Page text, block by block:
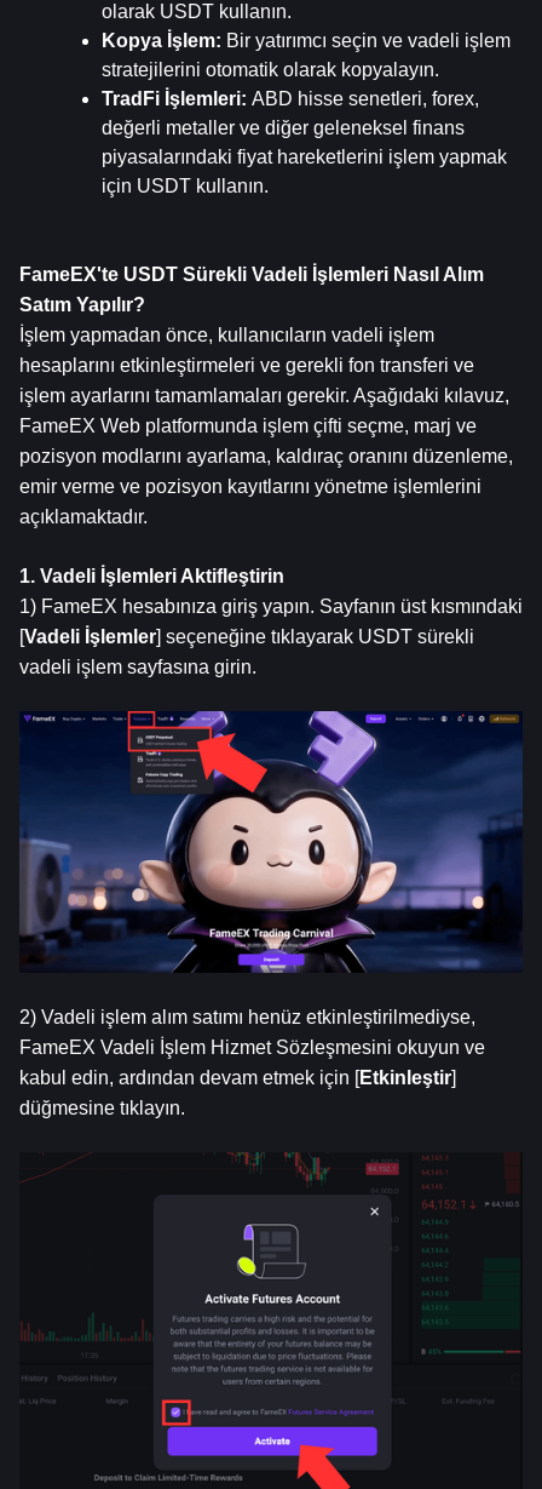
olarak USDT kullanın.
Kopya İşlem: Bir yatırımcı seçin ve vadeli işlem
stratejilerini otomatik olarak kopyalayın.
TradFi İşlemleri: ABD hisse senetleri, forex,
değerli metaller ve diğer geleneksel finans
piyasalarındaki fiyat hareketlerini işlem yapmak
için USDT kullanın.
FameEX'te USDT Sürekli Vadeli İşlemleri Nasıl Alım
Satım Yapılır?
İşlem yapmadan önce, kullanıcıların vadeli işlem
hesaplarını etkinleştirmeleri ve gerekli fon transferi ve
işlem ayarlarını tamamlamaları gerekir. Aşağıdaki kılavuz,
FameEX Web platformunda işlem çifti seçme, marj ve
pozisyon modlarını ayarlama, kaldıraç oranını düzenleme,
emir verme ve pozisyon kayıtlarını yönetme işlemlerini
açıklamaktadır.
1. Vadeli İşlemleri Aktifleştirin
1) FameEX hesabınıza giriş yapın. Sayfanın üst kısmındaki
[Vadeli İşlemler] seçeneğine tıklayarak USDT sürekli
vadeli işlem sayfasına girin.
2) Vadeli işlem alım satımı henüz etkinleştirilmediyse,
FameEX Vadeli İşlem Hizmet Sözleşmesini okuyun ve
kabul edin, ardından devam etmek için [Etkinleştir]
düğmesine tıklayın.